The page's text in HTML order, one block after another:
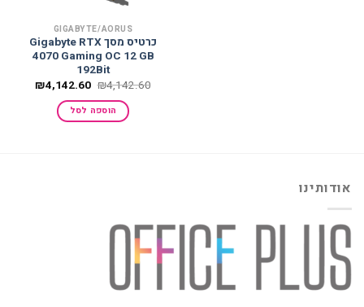
GIGABYTE/AORUS
כרטיס מסך Gigabyte RTX
4070 Gaming OC 12 GB
192Bit
₪4,142.60 המחיר
היה:
₪4,142.60.
₪4,142.60 המחיר
הוספה לסל
אודותינו